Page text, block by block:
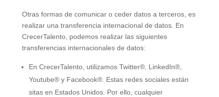
Otras formas de comunicar o ceder datos a terceros, es
realizar una transferencia internacional de datos. En
CrecerTalento, podemos realizar las siguientes
transferencias internacionales de datos:
En CrecerTalento, utilizamos Twitter®, LinkedIn®,
Youtube® y Facebook®. Estas redes sociales están
sitas en Estados Unidos. Por ello, cualquier